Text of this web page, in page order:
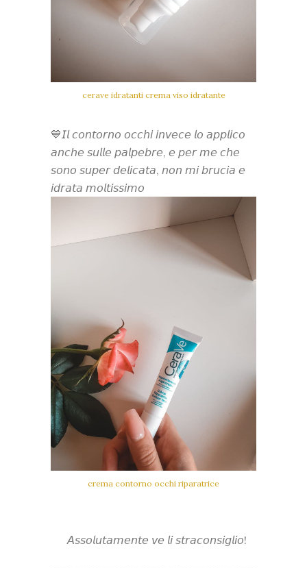
cerave idratanti crema viso idratante
💙𝘐𝘭 𝘤𝘰𝘯𝘵𝘰𝘳𝘯𝘰 𝘰𝘤𝘤𝘩𝘪 𝘪𝘯𝘷𝘦𝘤𝘦 𝘭𝘰 𝘢𝘱𝘱𝘭𝘪𝘤𝘰
𝘢𝘯𝘤𝘩𝘦 𝘴𝘶𝘭𝘭𝘦 𝘱𝘢𝘭𝘱𝘦𝘣𝘳𝘦, 𝘦 𝘱𝘦𝘳 𝘮𝘦 𝘤𝘩𝘦
𝘴𝘰𝘯𝘰 𝘴𝘶𝘱𝘦𝘳 𝘥𝘦𝘭𝘪𝘤𝘢𝘵𝘢, 𝘯𝘰𝘯 𝘮𝘪 𝘣𝘳𝘶𝘤𝘪𝘢 𝘦
𝘪𝘥𝘳𝘢𝘵𝘢 𝘮𝘰𝘭𝘵𝘪𝘴𝘴𝘪𝘮𝘰
crema contorno occhi riparatrice
𝘈𝘴𝘴𝘰𝘭𝘶𝘵𝘢𝘮𝘦𝘯𝘵𝘦 𝘷𝘦 𝘭𝘪 𝘴𝘵𝘳𝘢𝘤𝘰𝘯𝘴𝘪𝘨𝘭𝘪𝘰!